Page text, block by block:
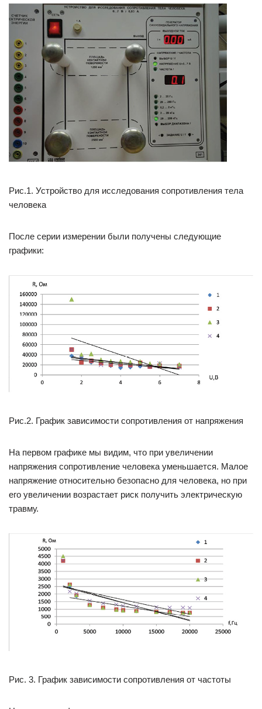
Рис.1. Устройство для исследования сопротивления тела
человека
После серии измерении были получены следующие
графики:
Рис.2. График зависимости сопротивления от напряжения
На первом графике мы видим, что при увеличении
напряжения сопротивление человека уменьшается. Малое
напряжение относительно безопасно для человека, но при
его увеличении возрастает риск получить электрическую
травму.
Рис. 3. График зависимости сопротивления от частоты